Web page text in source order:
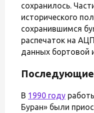
сохранилось.
исторического
сохранившимся
распечаток на
данных бортовой
В 1990 году
Буран» были